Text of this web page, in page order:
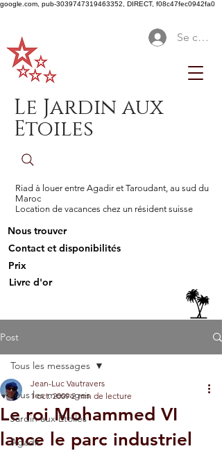
google.com, pub-3039747319463352, DIRECT, f08c47fec0942fa0
Se
Le Jardin aux
Etoiles
Riad à louer entre Agadir et Taroudant, au sud du
Maroc
Location de vacances chez un résident suisse
Nous trouver
Contact et disponibilités
Prix
Livre d'or
Post
Tous les messages
Jardin aux Etoiles
Agadir
Tous les messages
Le roi Mohammed VI
lance le parc industriel
Jean-Luc Vautravers
1 oct. 2009 2 min de lecture